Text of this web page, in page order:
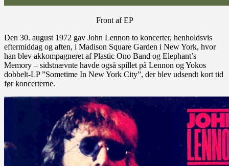
Front af EP
Den 30. august 1972 gav John Lennon to koncerter, henholdsvis
eftermiddag og aften, i Madison Square Garden i New York, hvor
han blev akkompagneret af Plastic Ono Band og Elephant’s
Memory – sidstnævnte havde også spillet på Lennon og Yokos
dobbelt-LP ”Sometime In New York City”, der blev udsendt kort tid
før koncerterne.